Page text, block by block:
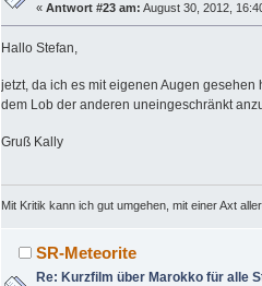
«Antwort #23 am: August 30, 2012,
Hallo Stefan,
jetzt, da ich es mit eigenen Augen gesehen
dem Lob der anderen uneingeschränkt
Gruß Kally
Mit Kritik kann ich gut umgehen, mit einer Axt
SR-Meteorite
Re: Kurzfilm über Marokko für alle